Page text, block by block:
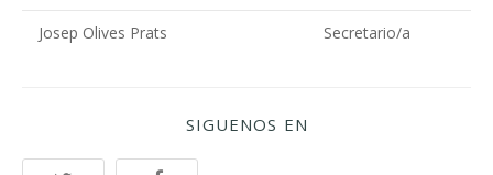
Josep Olives Prats Secretario/a
SIGUENOS EN